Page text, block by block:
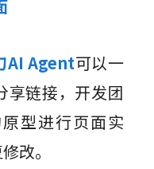
AI Agent可以一
享链接，开发团
型进行页面实
改。